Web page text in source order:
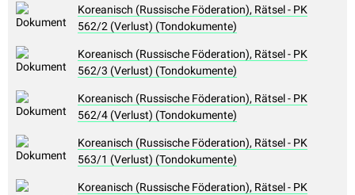
Koreanisch (Russische Föderation), Rätsel - PK
562/2 (Verlust) (Tondokumente)
Koreanisch (Russische Föderation), Rätsel - PK
562/3 (Verlust) (Tondokumente)
Koreanisch (Russische Föderation), Rätsel - PK
562/4 (Verlust) (Tondokumente)
Koreanisch (Russische Föderation), Rätsel - PK
563/1 (Verlust) (Tondokumente)
Koreanisch (Russische Föderation), Rätsel - PK